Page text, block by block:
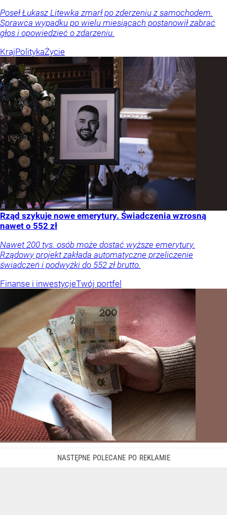
Poseł Łukasz Litewka zmarł po zderzeniu z samochodem.
Sprawca wypadku po wielu miesiącach postanowił zabrać
głos i opowiedzieć o zdarzeniu.
KrajPolitykaŻycie
Rząd szykuje nowe emerytury. Świadczenia wzrosną
nawet o 552 zł
Nawet 200 tys. osób może dostać wyższe emerytury.
Rządowy projekt zakłada automatyczne przeliczenie
świadczeń i podwyżki do 552 zł brutto.
Finanse i inwestycjeTwój portfel